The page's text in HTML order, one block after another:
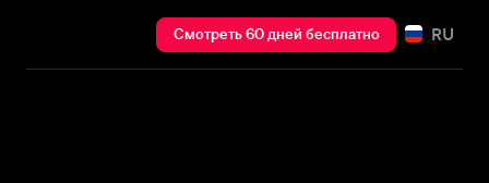
Смотреть 60 дней бесплатно RU